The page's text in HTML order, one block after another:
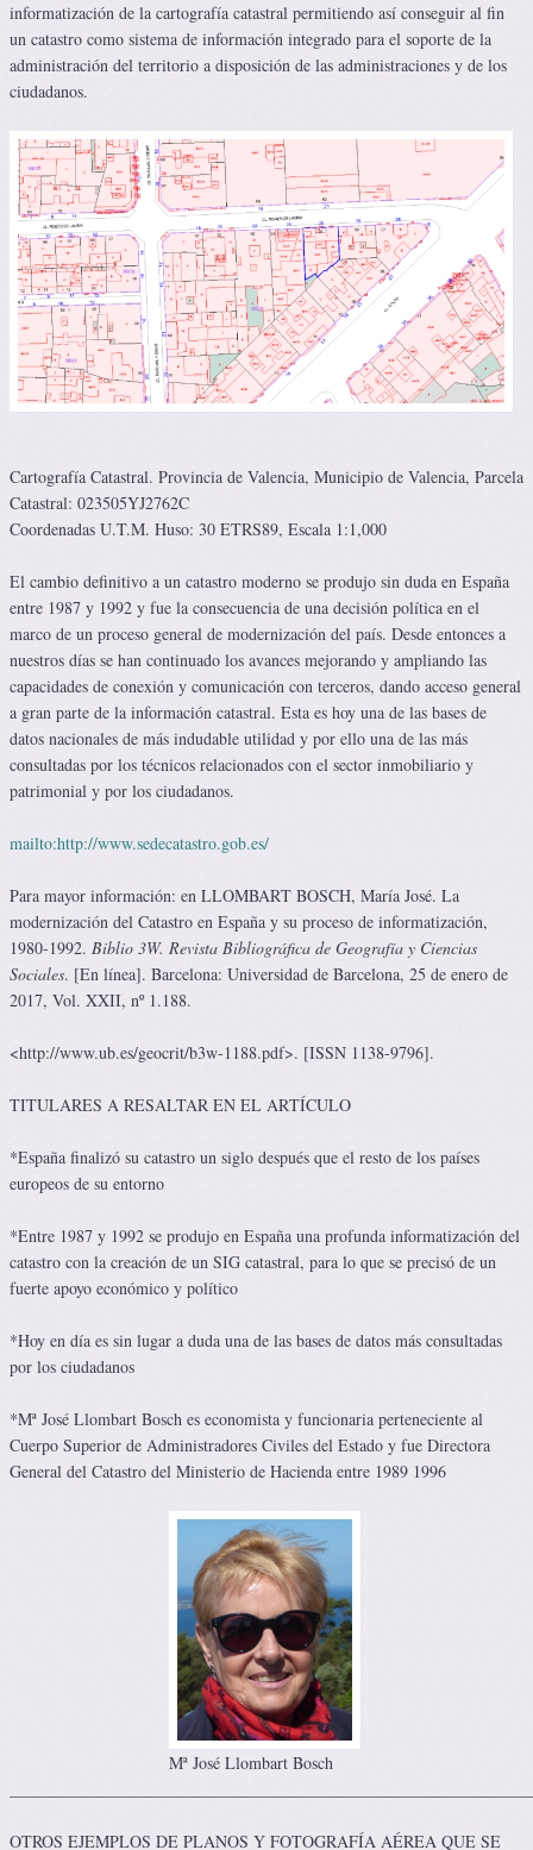
informatización de la cartografía catastral permitiendo así conseguir al fin
un catastro como sistema de información integrado para el soporte de la
administración del territorio a disposición de las administraciones y de los
ciudadanos.
Cartografía Catastral. Provincia de Valencia, Municipio de Valencia, Parcela
Catastral: 023505YJ2762C
Coordenadas U.T.M. Huso: 30 ETRS89, Escala 1:1,000
El cambio definitivo a un catastro moderno se produjo sin duda en España
entre 1987 y 1992 y fue la consecuencia de una decisión política en el
marco de un proceso general de modernización del país. Desde entonces a
nuestros días se han continuado los avances mejorando y ampliando las
capacidades de conexión y comunicación con terceros, dando acceso general
a gran parte de la información catastral. Esta es hoy una de las bases de
datos nacionales de más indudable utilidad y por ello una de las más
consultadas por los técnicos relacionados con el sector inmobiliario y
patrimonial y por los ciudadanos.
mailto:http://www.sedecatastro.gob.es/
Para mayor información: en LLOMBART BOSCH, María José. La
modernización del Catastro en España y su proceso de informatización,
1980-1992. Biblio 3W. Revista Bibliográfica de Geografía y Ciencias
Sociales. [En línea]. Barcelona: Universidad de Barcelona, 25 de enero de
2017, Vol. XXII, nº 1.188.
<http://www.ub.es/geocrit/b3w-1188.pdf>. [ISSN 1138-9796].
TITULARES A RESALTAR EN EL ARTÍCULO
*España finalizó su catastro un siglo después que el resto de los países
europeos de su entorno
*Entre 1987 y 1992 se produjo en España una profunda informatización del
catastro con la creación de un SIG catastral, para lo que se precisó de un
fuerte apoyo económico y político
*Hoy en día es sin lugar a duda una de las bases de datos más consultadas
por los ciudadanos
*Mª José Llombart Bosch es economista y funcionaria perteneciente al
Cuerpo Superior de Administradores Civiles del Estado y fue Directora
General del Catastro del Ministerio de Hacienda entre 1989 1996
Mª José Llombart Bosch
OTROS EJEMPLOS DE PLANOS Y FOTOGRAFÍA AÉREA QUE SE